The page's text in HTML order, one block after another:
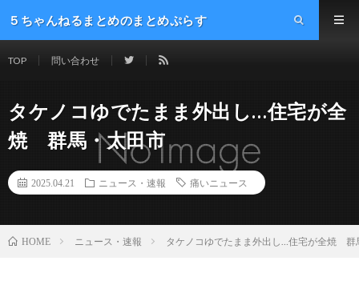
５ちゃんねるまとめのまとめぷらす
TOP 問い合わせ
タケノコゆでたまま外出し…住宅が全
焼 群馬・太田市
2025.04.21 ニュース・速報 痛いニュース
HOME ニュース・速報 タケノコゆでたまま外出し…住宅が全焼 群